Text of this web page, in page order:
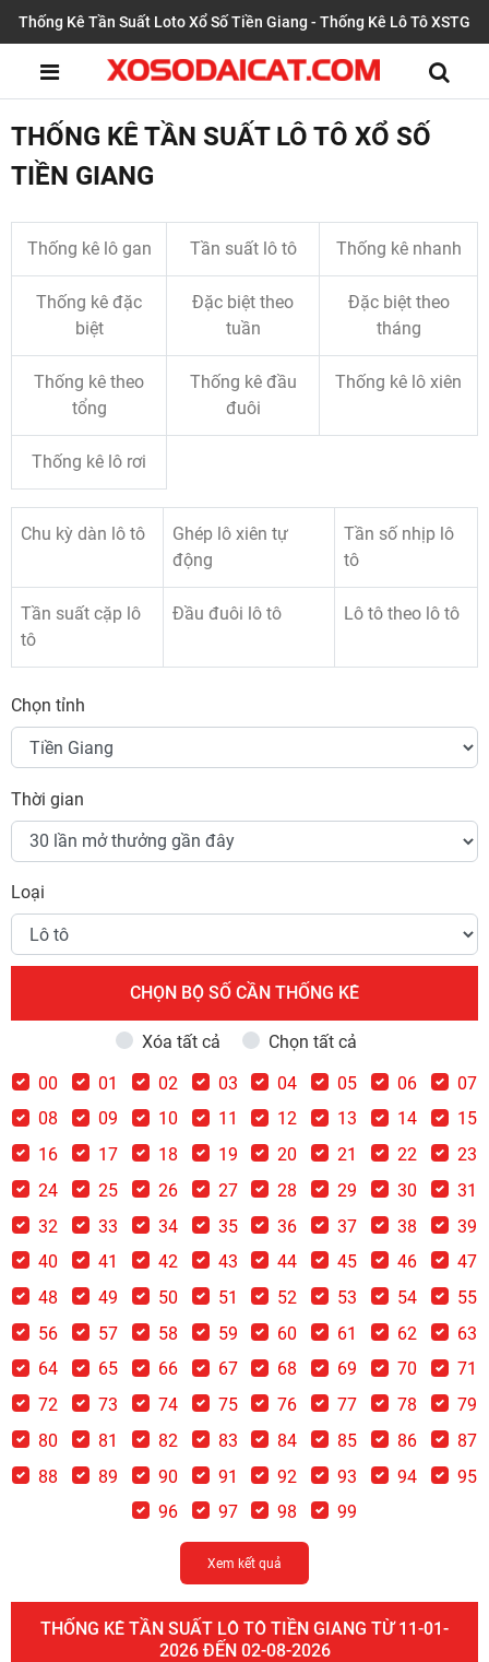
Thống Kê Tần Suất Loto Xổ Số Tiền Giang - Thống Kê Lô Tô XSTG
THỐNG KÊ TẦN SUẤT LÔ TÔ XỔ SỐ
TIỀN GIANG
Thống kê lô gan Tần suất lô tô Thống kê nhanh
Thống kê đặc
biệt
Đặc biệt theo
tuần
Đặc biệt theo
tháng
Thống kê theo
tổng
Thống kê đầu
đuôi
Thống kê lô xiên
Thống kê lô rơi
Chu kỳ dàn lô tô
Ghép lô xiên tự
động
Tần số nhịp lô
tô
Tần suất cặp lô
tô
Đầu đuôi lô tô Lô tô theo lô tô
Chọn tỉnh
Thời gian
Loại
CHỌN BỘ SỐ CẦN THỐNG KÊ
Xóa tất cả
Chọn tất cả
00
01 02 03 04 05 06
07
08
09 10 11 12 13 14
15
16
17 18 19 20 21 22
23
24
25 26 27 28 29 30
31
32
33 34 35 36 37 38
39
40
41 42 43 44 45 46
47
48
49 50 51 52 53 54
55
56
57 58 59 60 61 62
63
64
65 66 67 68 69 70
71
72
73 74 75 76 77 78
79
80
81 82 83 84 85 86
87
88
89 90 91 92 93 94
95
96
97 98 99
Xem kết quả
THỐNG KÊ TẦN SUẤT LÔ TÔ TIỀN GIANG TỪ 11-01-
2026 ĐẾN 02-08-2026